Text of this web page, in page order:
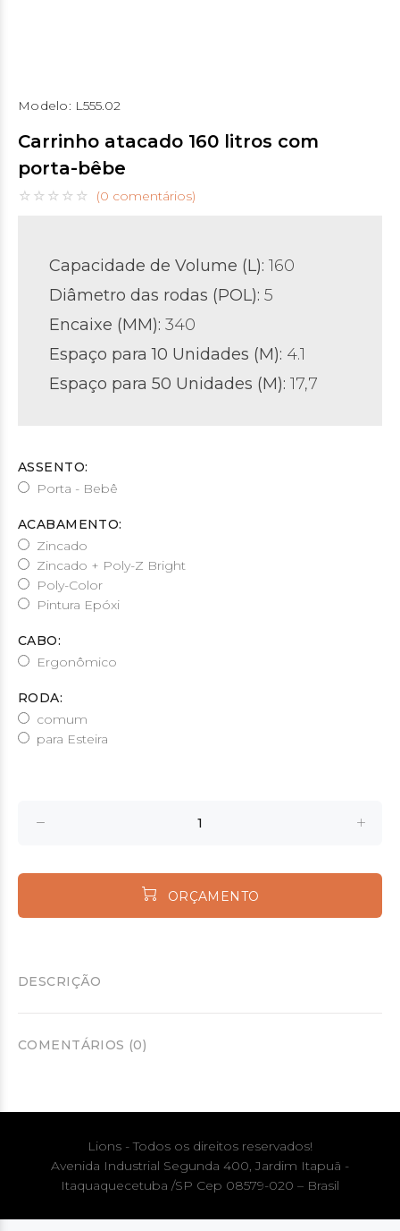
Modelo: L555.02
Carrinho atacado 160 litros com
porta-bêbe
(0 comentários)
Capacidade de Volume (L): 160
Diâmetro das rodas (POL): 5
Encaixe (MM): 340
Espaço para 10 Unidades (M): 4.1
Espaço para 50 Unidades (M): 17,7
ASSENTO:
Porta - Bebê
ACABAMENTO:
Zincado
Zincado + Poly-Z Bright
Poly-Color
Pintura Epóxi
CABO:
Ergonômico
RODA:
comum
para Esteira
ORÇAMENTO
DESCRIÇÃO
COMENTÁRIOS (0)
Lions - Todos os direitos reservados!
Avenida Industrial Segunda 400, Jardim Itapuã -
Itaquaquecetuba /SP Cep 08579-020 – Brasil